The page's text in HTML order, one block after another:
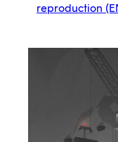
reproduction